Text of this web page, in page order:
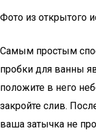
Фото из открытого
Самым простым
пробки для ванны
положите в него
закройте слив.
ваша затычка не